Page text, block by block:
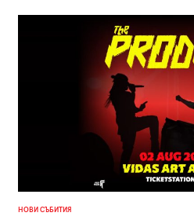
НОВИ СЪБИТИЯ